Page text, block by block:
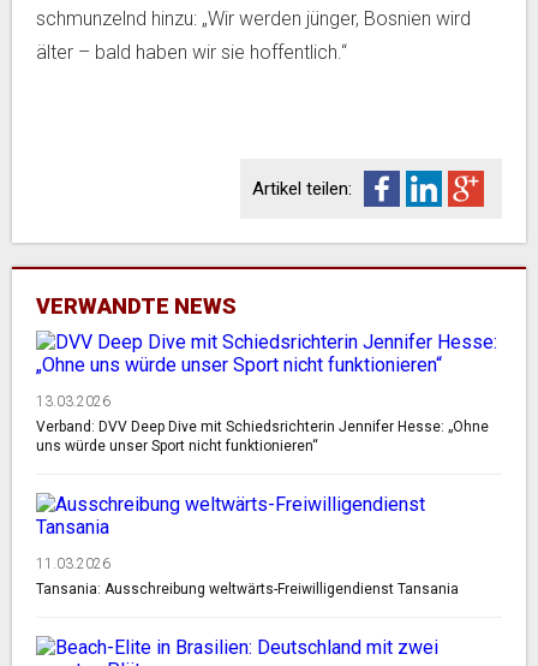
schmunzelnd hinzu: „Wir werden jünger, Bosnien wird
älter – bald haben wir sie hoffentlich.“
Artikel teilen:
VERWANDTE NEWS
13.03.2026
Verband: DVV Deep Dive mit Schiedsrichterin Jennifer Hesse: „Ohne
uns würde unser Sport nicht funktionieren“
11.03.2026
Tansania: Ausschreibung weltwärts-Freiwilligendienst Tansania